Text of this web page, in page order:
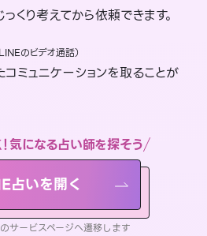
くり考えてから依頼できます。
LINEのビデオ通話）
ミュニケーションを取ることが
気になる占い師を探そう
占いを開く
サービスページへ遷移します